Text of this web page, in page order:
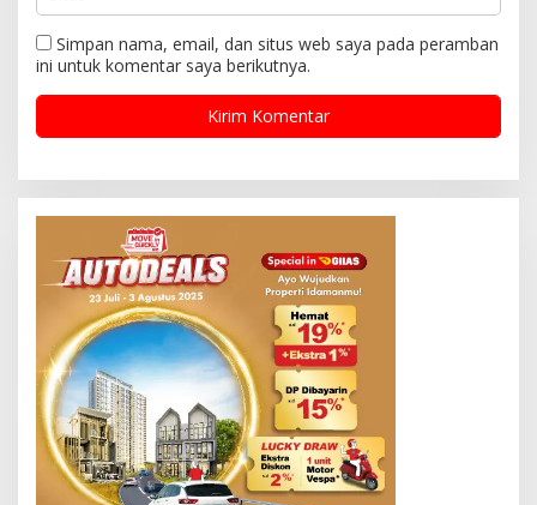
Simpan nama, email, dan situs web saya pada peramban
ini untuk komentar saya berikutnya.